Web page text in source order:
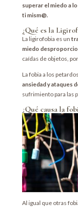
superar el miedo a
ti mism@.
¿Qué es la
La ligirofobia es un
miedo
caídas de objetos,
La fobia a los
ansiedad y ataques
sufrimiento para las
¿Qué causa la
Al igual que otras